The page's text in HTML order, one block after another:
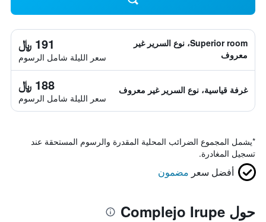
Superior room، نوع السرير غير
معروف
191 ﷼
سعر الليلة شامل الرسوم
غرفة قياسية، نوع السرير غير معروف 188 ﷼
سعر الليلة شامل الرسوم
*يشمل المجموع الضرائب المحلية المقدرة والرسوم المستحقة عند
تسجيل المغادرة.
أفضل سعر مضمون
حول Complejo Irupe